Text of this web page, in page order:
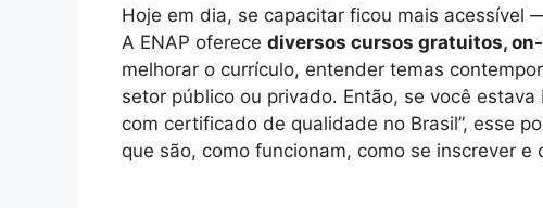
Hoje em dia, se capacitar ficou mais acessível
A ENAP oferece diversos cursos gratuitos,
melhorar o currículo, entender temas
setor público ou privado. Então, se você
com certificado de qualidade no Brasil”, esse
que são, como funcionam, como se inscrever